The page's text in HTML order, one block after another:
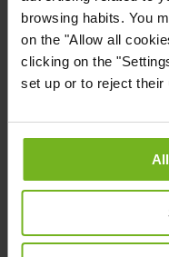
browsing habits. You
on the "Allow all
clicking on the
set up or to reject
Apoyar y
más cercano